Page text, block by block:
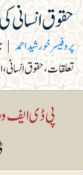
حقوق انسانی
پروفیسر خورشید احمد |
تعلقات، حقوق انسانی،